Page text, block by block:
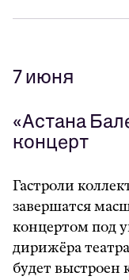
7 июня
«Астана
концерт
Гастроли
завершатся
концертом под
дирижёра
будет выстроен